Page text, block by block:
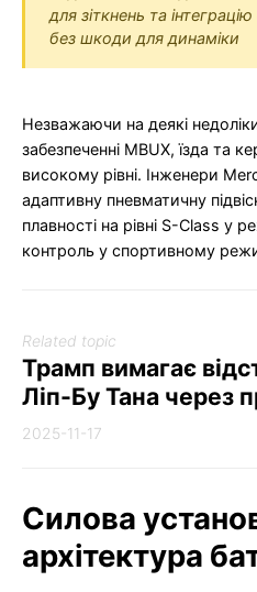
для зіткнень та
без шкоди для динаміки
Незважаючи на деякі
забезпеченні MBUX, їзда та
високому рівні. Інженери
адаптивну пневматичну
плавності на рівні S-Class у
контроль у спортивному
Related topic
Трамп вимагає
Ліп-Бу Тана через
2025-11-17
Силова
архітектура